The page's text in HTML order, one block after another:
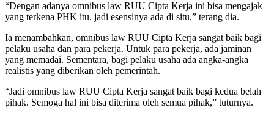
“Dengan adanya omnibus law RUU Cipta Kerja ini bisa mengajak
yang terkena PHK itu. jadi esensinya ada di situ,” terang dia.
Ia menambahkan, omnibus law RUU Cipta Kerja sangat baik bagi
pelaku usaha dan para pekerja. Untuk para pekerja, ada jaminan
yang memadai. Sementara, bagi pelaku usaha ada angka-angka
realistis yang diberikan oleh pemerintah.
“Jadi omnibus law RUU Cipta Kerja sangat baik bagi kedua belah
pihak. Semoga hal ini bisa diterima oleh semua pihak,” tuturnya.